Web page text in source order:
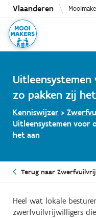
Overslaan
naar
inhoud
Vlaanderen
zo pakken zij
Kenniswijzer >
Uitleensystemen voor
het aan
Terug naar
Heel wat lokale
zwerfvuilvrijwilligers